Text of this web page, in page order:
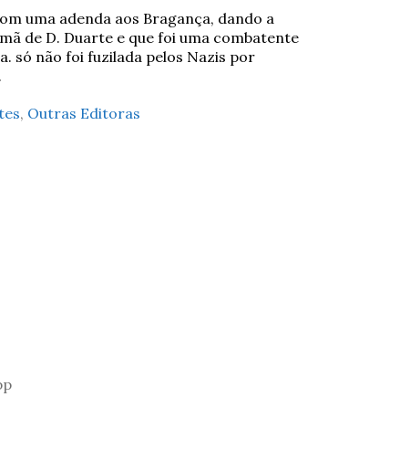
uma adenda aos Bragança, dando a
de D. Duarte e que foi uma combatente
só não foi fuzilada pelos Nazis por
, Outras Editoras